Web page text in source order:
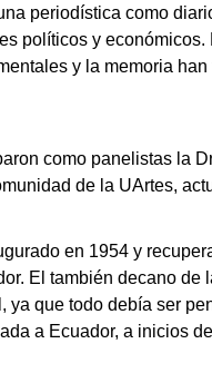
periodística como
políticos y
y la memoria
como panelistas la
de la UArtes,
en 1954 y
El también decano de
que todo debía ser
a Ecuador, a inicios